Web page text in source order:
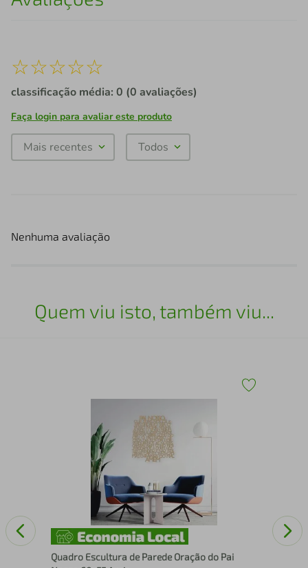
☆☆☆☆☆
classificação média: 0 (0 avaliações)
Faça login para avaliar este produto
Mais recentes Todos
Nenhuma avaliação
Quem viu isto, também viu...
Quadro Escultura de Parede Oração do Pai